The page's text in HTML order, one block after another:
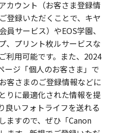
カウント（お客さま登録情
登録いただくことで、キヤ
サービス）やEOS学園、
、プリント枚ルサービスな
利用可能です。また、2024
ージ「個人のお客さま」で
客さまのご登録情報などに
りに最適化された情報を提
良いフォトライフを送れる
ますので、ぜひ「Canon